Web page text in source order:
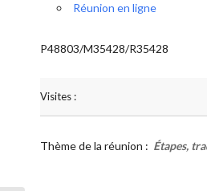
Réunion en ligne
P48803/M35428/R35428
Visites :
Thème de la réunion : Étapes,